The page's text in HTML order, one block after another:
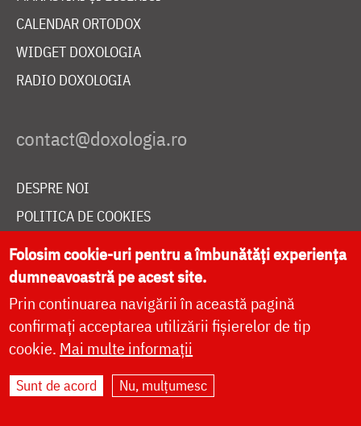
CALENDAR ORTODOX
WIDGET DOXOLOGIA
RADIO DOXOLOGIA
DESPRE NOI
POLITICA DE COOKIES
DONEAZĂ ONLINE PENTRU CATEDRALA NAȚIONALĂ
LIVE
Site dezvoltat deDOXOLOGIA MEDIA
Arhiepiscopia Iașilor | ©
Folosim cookie-uri pentru a îmbunătăți experiența
dumneavoastră pe acest site.
Prin continuarea navigării în această pagină
confirmați acceptarea utilizării fișierelor de tip
cookie. Mai multe informații
Sunt de acord Nu, mulțumesc